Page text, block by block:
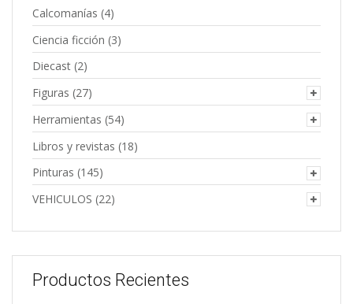
Calcomanías (4)
Ciencia ficción (3)
Diecast (2)
Figuras (27)
Herramientas (54)
Libros y revistas (18)
Pinturas (145)
VEHICULOS (22)
Productos Recientes